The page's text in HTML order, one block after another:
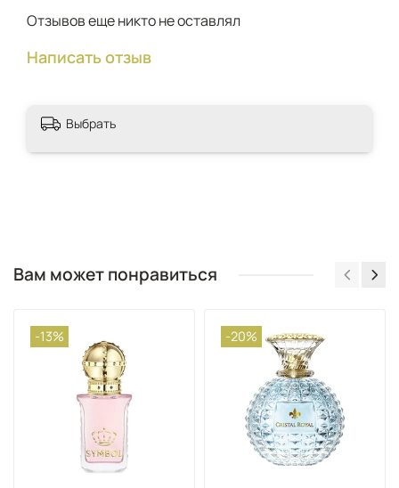
Отзывов еще никто не оставлял
Написать отзыв
Выбрать
Вам может понравиться
-13% -20%